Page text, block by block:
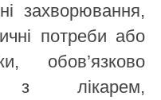
захворювання,
потреби або
обов’язково
з лікарем,